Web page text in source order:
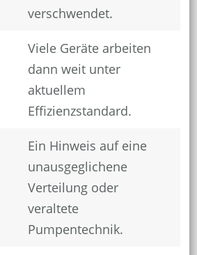
verschwendet.
Viele Geräte arbeiten
dann weit unter
aktuellem
Effizienzstandard.
Ein Hinweis auf eine
unausgeglichene
Verteilung oder
veraltete
Pumpentechnik.